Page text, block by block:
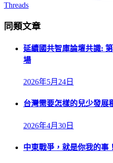
Threads
同類文章
延續國共智庫論壇共識:
場
2026年5月24日
台灣需要怎樣的兒少發展
2026年4月30日
中東戰爭，就是你我的事！